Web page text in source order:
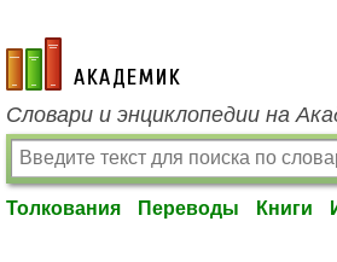
academic.ru
Словари и энциклопедии на
Толкования Переводы Книги